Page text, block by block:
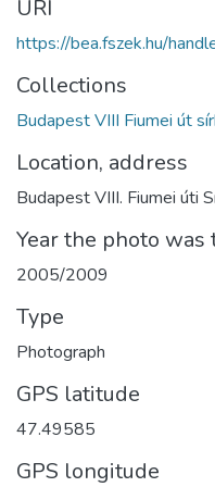
URI
https://bea.fszek.hu/
Collections
Budapest VIII Fiumei út
Location, address
Budapest VIII. Fiumei úti
Year the photo was
2005/2009
Type
Photograph
GPS latitude
47.49585
GPS longitude